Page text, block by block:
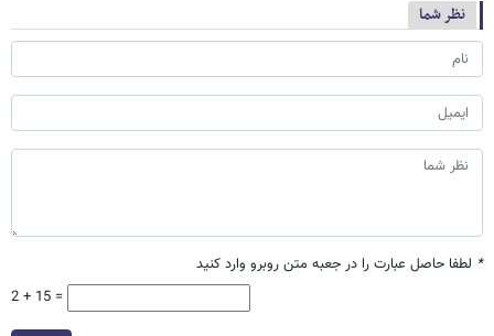
نظر شما
* لطفا حاصل عبارت را در جعبه متن روبرو وارد کنید
2 + 15 =